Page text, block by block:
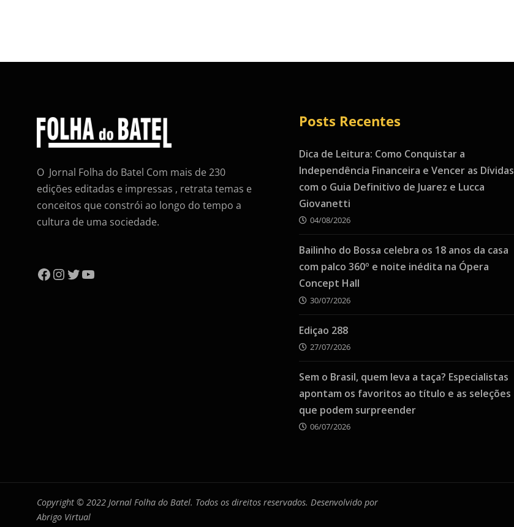
O Jornal Folha do Batel Com mais de 230
edições editadas e impressas , retrata temas e
conceitos que constrói ao longo do tempo a
cultura de uma sociedade.
Facebook
Instagram
Twitter
YouTube
Posts Recentes
Dica de Leitura: Como Conquistar a
Independência Financeira e Vencer as Dívidas
com o Guia Definitivo de Juarez e Lucca
Giovanetti
04/08/2026
Bailinho do Bossa celebra os 18 anos da casa
com palco 360º e noite inédita na Ópera
Concept Hall
30/07/2026
Ediçao 288
27/07/2026
Sem o Brasil, quem leva a taça? Especialistas
apontam os favoritos ao título e as seleções
que podem surpreender
06/07/2026
Copyright © 2022 Jornal Folha do Batel. Todos os direitos reservados. Desenvolvido por
Abrigo Virtual